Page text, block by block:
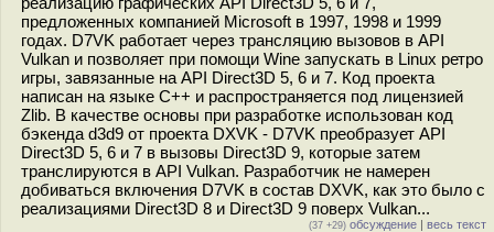
предложенных компанией Microsoft в 1997, 1998 и 1999
годах. D7VK работает через трансляцию вызовов в API
Vulkan и позволяет при помощи Wine запускать в Linux ретро
игры, завязанные на API Direct3D 5, 6 и 7. Код проекта
написан на языке C++ и распространяется под лицензией
Zlib. В качестве основы при разработке использован код
бэкенда d3d9 от проекта DXVK - D7VK преобразует API
Direct3D 5, 6 и 7 в вызовы Direct3D 9, которые затем
транслируются в API Vulkan. Разработчик не намерен
добиваться включения D7VK в состав DXVK, как это было с
реализациями Direct3D 8 и Direct3D 9 поверх Vulkan...
(37 +29) обсуждение | весь текст